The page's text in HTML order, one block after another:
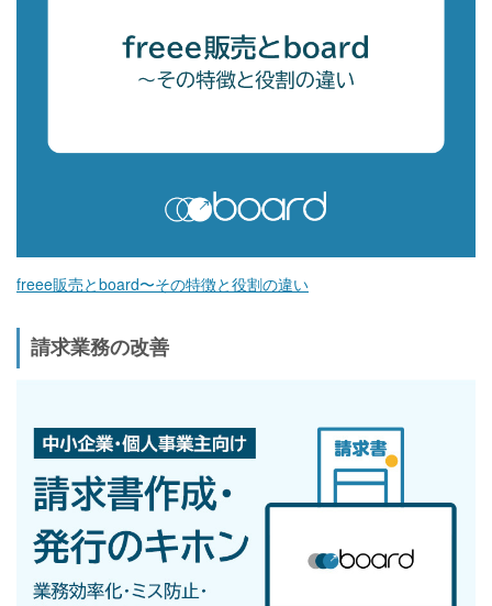
freee販売とboard〜その特徴と役割の違い
請求業務の改善